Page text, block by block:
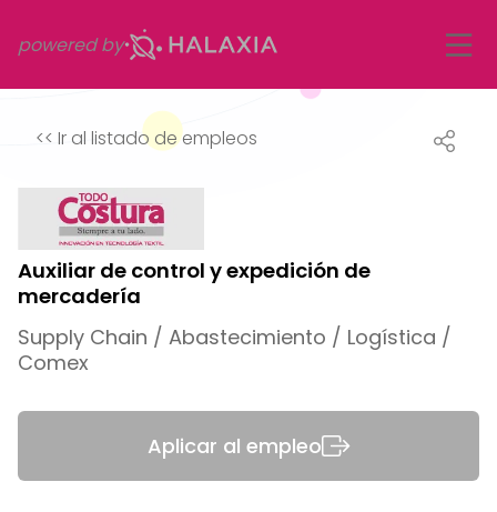
powered by
<< Ir al listado de empleos
Auxiliar de control y expedición de
mercadería
Supply Chain / Abastecimiento / Logística /
Comex
Aplicar al empleo